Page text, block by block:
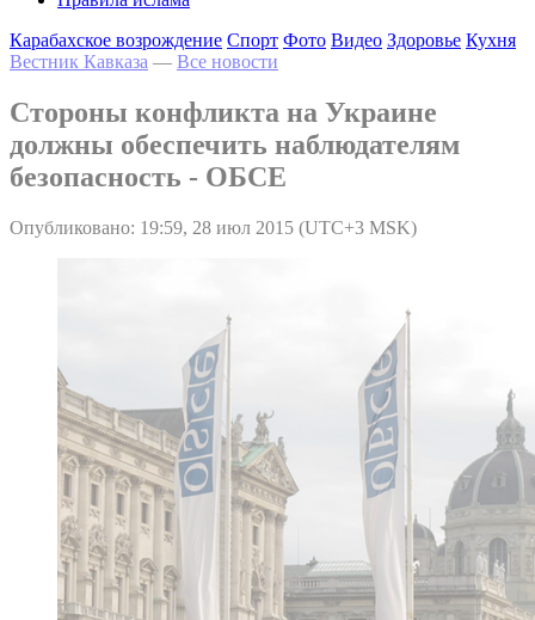
Карабахское возрождение Спорт Фото Видео Здоровье Кухня
Вестник Кавказа — Все новости
Стороны конфликта на Украине
должны обеспечить наблюдателям
безопасность - ОБСЕ
Опубликовано: 19:59, 28 июл 2015 (UTC+3 MSK)